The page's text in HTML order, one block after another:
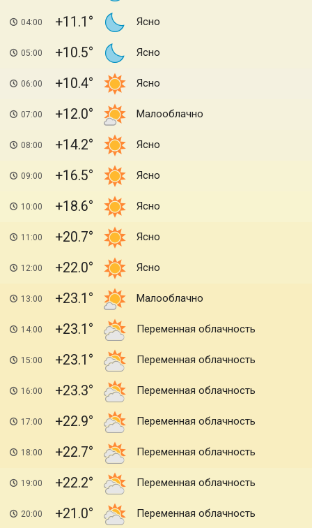
04:00 +11.1 Ясно
05:00 +10.5 Ясно
06:00 +10.4 Ясно
07:00 +12.0 Малооблачно
08:00 +14.2 Ясно
09:00 +16.5 Ясно
10:00 +18.6 Ясно
11:00 +20.7 Ясно
12:00 +22.0 Ясно
13:00 +23.1 Малооблачно
14:00 +23.1 Переменная облачность
15:00 +23.1 Переменная облачность
16:00 +23.3 Переменная облачность
17:00 +22.9 Переменная облачность
18:00 +22.7 Переменная облачность
19:00 +22.2 Переменная облачность
20:00 +21.0 Переменная облачность